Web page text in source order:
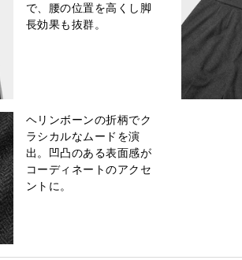
で、腰の位置を高くし脚
長効果も抜群。
ヘリンボーンの折柄でク
ラシカルなムードを演
出。凹凸のある表面感が
コーディネートのアクセ
ントに。